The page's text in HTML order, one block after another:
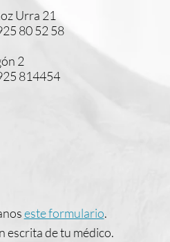
Urra 21
80 52 58
2
814454
este formulario.
escrita de tu médico.